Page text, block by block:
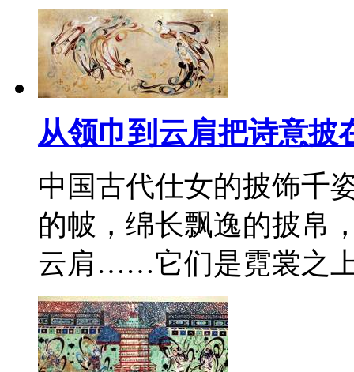
从领巾到云肩把诗意披
中国古代仕女的披饰千
的帔，绵长飘逸的披帛
云肩……它们是霓裳之